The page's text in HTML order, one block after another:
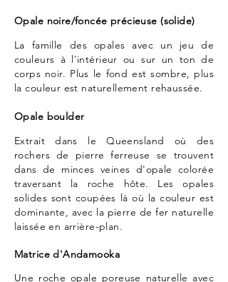
Opale noire/foncée précieuse (solide)
La famille des opales avec un jeu de
couleurs à l'intérieur ou sur un ton de
corps noir. Plus le fond est sombre, plus
la couleur est naturellement rehaussée.
Opale boulder
Extrait dans le Queensland où des
rochers de pierre ferreuse se trouvent
dans de minces veines d'opale colorée
traversant la roche hôte. Les opales
solides sont coupées là où la couleur est
dominante, avec la pierre de fer naturelle
laissée en arrière-plan.
Matrice d'Andamooka
Une roche opale poreuse naturelle avec